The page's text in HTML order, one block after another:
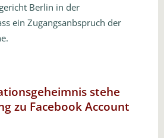
Berlin in der
ein Zugangsanbspruch der
stehe
zu Facebook Account